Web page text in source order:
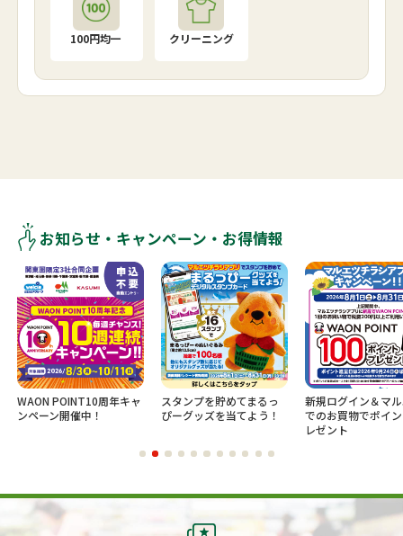
100円均一 クリーニング
お知らせ・キャンペーン・お得情報
WAON POINT10周年キャ
ンペーン開催中！
スタンプを貯めてまるっ
ぴーグッズを当てよう！
新規ログイン＆マ
でのお買物でポイ
レゼント